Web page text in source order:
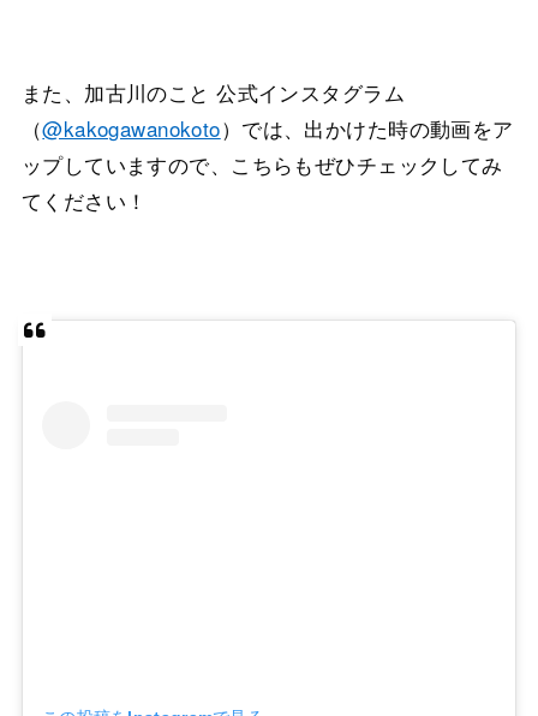
また、加古川のこと 公式インスタグラム
（@kakogawanokoto）では、出かけた時の動画をア
ップしていますので、こちらもぜひチェックしてみ
てください！